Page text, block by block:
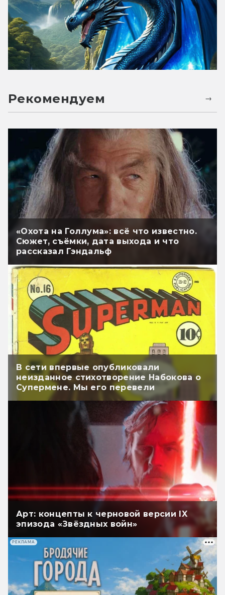
Рекомендуем
«Охота на Голлума»: всё что известно.
Сюжет, съёмки, дата выхода и что
рассказал Гэндальф
В сети впервые опубликовали
неизданное стихотворение Набокова о
Супермене. Мы его перевели
Арт: концепты к черновой версии IX
эпизода «Звёздных войн»
РЕКЛАМА